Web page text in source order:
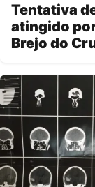
Tentativa
atingido
Brejo do